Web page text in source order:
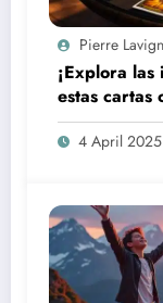
Pierre
¡Explora
estas cartas
4 April 2025